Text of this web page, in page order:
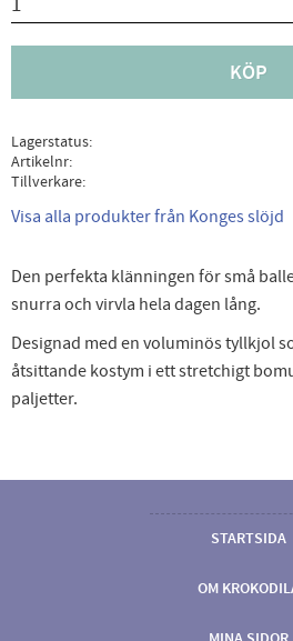
KÖP
Lagerstatus
Artikelnr
Tillverkare
Visa alla produkter från Konges slöjd
Den perfekta klänningen för små
snurra och virvla hela dagen lång.
Designad med en voluminös tyllkjol
åtsittande kostym i ett stretchigt
paljetter.
STARTSIDA
OM